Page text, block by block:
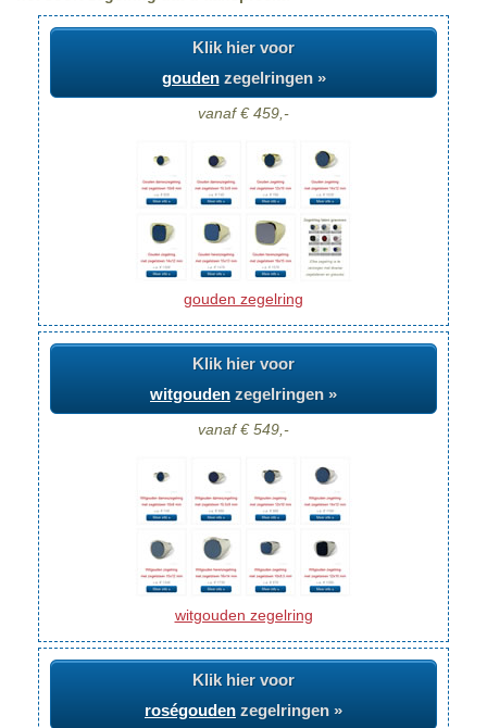
Klik hier voor
goudenzegelringen »
vanaf € 459,-
gouden zegelring
Klik hier voor
witgouden zegelringen »
vanaf € 549,-
witgouden zegelring
Klik hier voor
roségouden zegelringen »